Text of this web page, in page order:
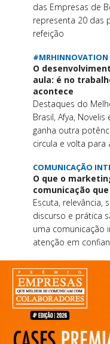
das Empresas de
representa 20 das
refeição
#MRHINNOVATION
O
aula: é no
acontece
Destaques do
Brasil, Afya,
ganha outra
circula e volta
COMUNICAÇÃO
O que o
comunicação
Escuta, relevância,
discurso e prática
uma comunicação
atenção em